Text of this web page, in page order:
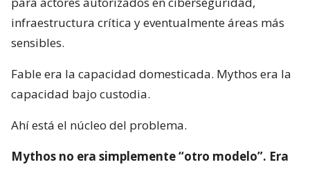
infraestructura crítica y eventualmente áreas más
sensibles.
Fable era la capacidad domesticada. Mythos era la
capacidad bajo custodia.
Ahí está el núcleo del problema.
Mythos no era simplemente “otro modelo”. Era